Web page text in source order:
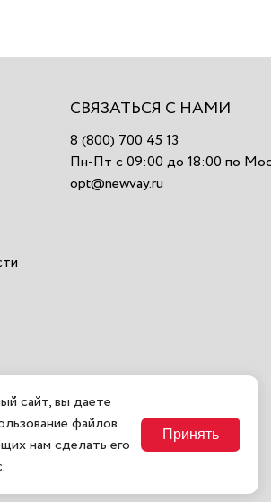
СВЯЗАТЬСЯ С НАМИ
8 (800) 700 45 13
Пн-Пт с 09:00 до 18:00 по
opt@newvay.ru
сайт, вы даете
файлов
нам сделать его
Принять